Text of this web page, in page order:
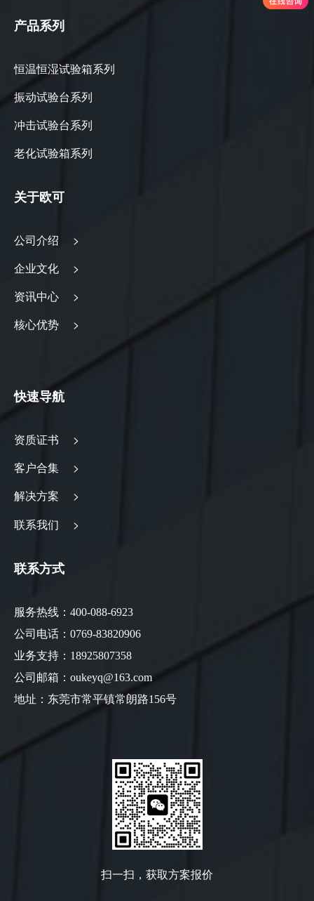
产品系列
恒温恒湿试验箱系列
振动试验台系列
冲击试验台系列
老化试验箱系列
关于欧可
公司介绍 >
企业文化 >
资讯中心 >
核心优势 >
快速导航
资质证书 >
客户合集 >
解决方案 >
联系我们 >
联系方式
服务热线：400-088-6923
公司电话：0769-83820906
业务支持：18925807358
公司邮箱：oukeyq@163.com
地址：东莞市常平镇常朗路156号
扫一扫，获取方案报价